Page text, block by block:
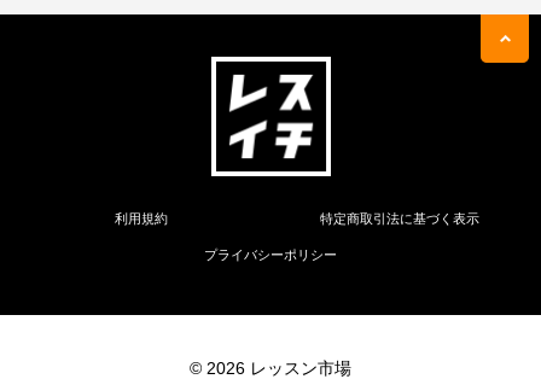
利用規約 特定商取引法に基づく表示
プライバシーポリシー
© 2026 レッスン市場